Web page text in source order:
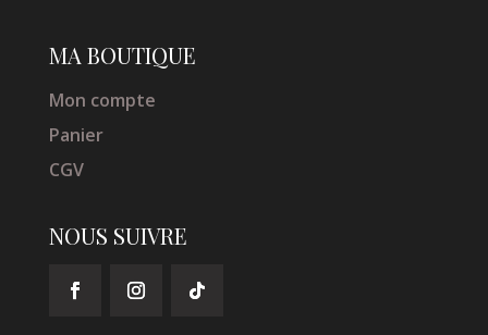
MA BOUTIQUE
Mon compte
Panier
CGV
NOUS SUIVRE